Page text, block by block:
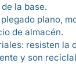
la base.
plano,
de almacén.
resisten la
y son